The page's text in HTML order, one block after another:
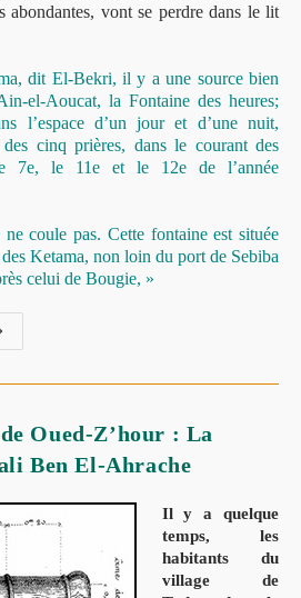
abondantes, vont se perdre dans le lit
dit El-Bekri, il y a une source bien
el-Aoucat, la Fontaine des heures;
l’espace d’un jour et d’une nuit,
des cinq prières, dans le courant des
7e, le 11e et le 12e de l’année
coule pas. Cette fontaine est située
Ketama, non loin du port de Sebiba
celui de Bougie, »
Oued-Z’hour : La
Ben El-Ahrache
Il y a quelque
temps, les
habitants du
village de